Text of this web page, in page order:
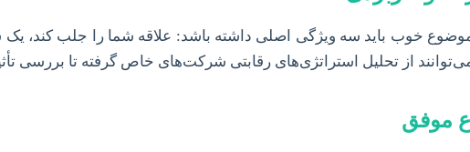
خوب باید سه ویژگی اصلی داشته باشد: علاقه شما را جلب کند،
از تحلیل استراتژی‌های رقابتی شرکت‌های خاص گرفته تا بررسی